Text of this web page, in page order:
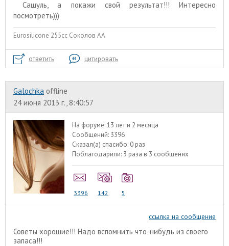
Сашуль, а покажи свой результат!!! Интересно
посмотреть)))
Eurosilicone 255cc Соколов АА
ответить цитировать
Galochka offline
24 июня 2013 г., 8:40:57
На форуме:13 лет и 2 месяца
Сообщений: 3396
Сказал(а) спасибо: 0 раз
Поблагодарили: 3 раза в 3 сообщенях
3396 142 5
ссылка на сообщение
Советы хорошие!!! Надо вспомнить что-нибудь из своего
запаса!!!